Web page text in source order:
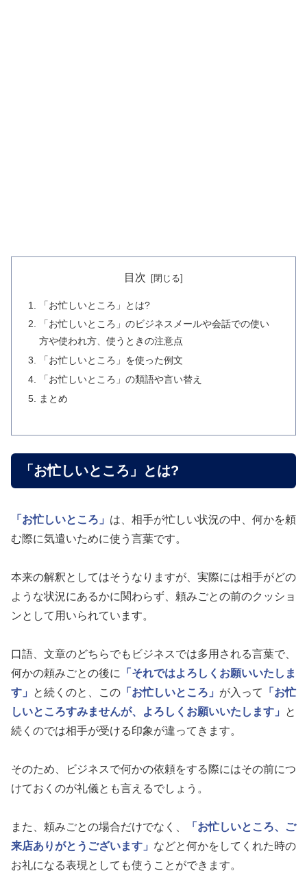
目次
「お忙しいところ」とは?
「お忙しいところ」のビジネスメールや会話での使い
方や使われ方、使うときの注意点
「お忙しいところ」を使った例文
「お忙しいところ」の類語や言い替え
まとめ
「お忙しいところ」とは?
「お忙しいところ」 は、相手が忙しい状況の中、何かを頼
む際に気遣いために使う言葉です。
本来の解釈としてはそうなりますが、実際には相手がどの
ような状況にあるかに関わらず、頼みごとの前のクッショ
ンとして用いられています。
口語、文章のどちらでもビジネスでは多用される言葉で、
何かの頼みごとの後に
「それではよろしくお願いいたしま
す」
と続くのと、この 「お忙しいところ」 が入って
「お忙
しいところすみませんが、よろしくお願いいたします」
と
続くのでは相手が受ける印象が違ってきます。
そのため、ビジネスで何かの依頼をする際にはその前につ
けておくのが礼儀とも言えるでしょう。
また、頼みごとの場合だけでなく、
「お忙しいところ、ご
来店ありがとうございます」 などと何かをしてくれた時の
お礼になる表現としても使うことができます。